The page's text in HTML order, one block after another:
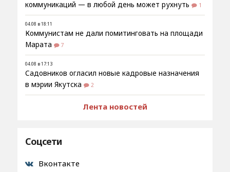
коммуникаций — в любой день может рухнуть
1
04.08 в 18:11
Коммунистам не дали помитинговать на площади
Марата
7
04.08 в 17:13
Садовников огласил новые кадровые назначения
в мэрии Якутска
2
Лента новостей
Соцсети
Вконтакте